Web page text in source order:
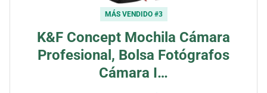
MÁS VENDIDO #3
K&F Concept Mochila Cámara
Profesional, Bolsa Fotógrafos
Cámara I…